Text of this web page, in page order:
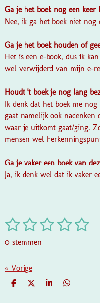
Ga je het boek nog een keer
Nee, ik ga het boek niet nog
Ga je het boek houden of
Het is een e-book, dus ik
wel verwijderd van mijn e-
Houdt 't boek je nog lang
Ik denk dat het boek me
gaat namelijk ook
waar je uitkomt gaat/ging.
mensen wel
Ga je vaker een boek van
Ja, ik denk wel dat ik vaker
R
t
i
n
1
s
t
e
2
s
t
e
r
3
s
t
4
t
5
t
S
m
0 stemmen
« Vorige
D
D
S
D